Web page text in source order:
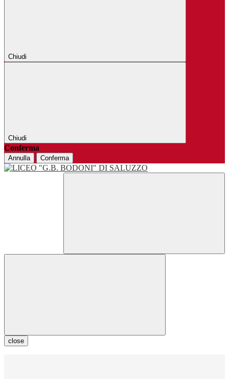
Chiudi
Chiudi
Conferma
Annulla Conferma
close